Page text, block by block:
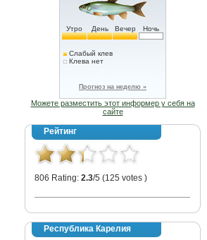
Утро День Вечер Ночь
Слабый клев
Клева нет
Прогноз на неделю »
Можете разместить этот информер у себя на
сайте
Рейтинг
806 Rating: 2.3/5 (125 votes )
Республика Карелия